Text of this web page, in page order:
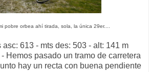
pobre orbea ahí tirada, sola, la única 29er....
asc: 613 - mts des: 503 - alt: 141 m
Hemos pasado un tramo de carretera
hay un recta con buena pendiente